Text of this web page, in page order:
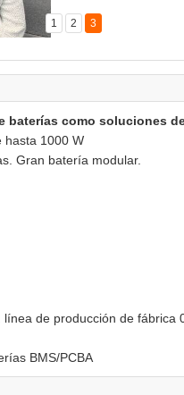
1 2 3
baterías como soluciones
hasta 1000 W
Gran batería modular.
BMS/PCBA